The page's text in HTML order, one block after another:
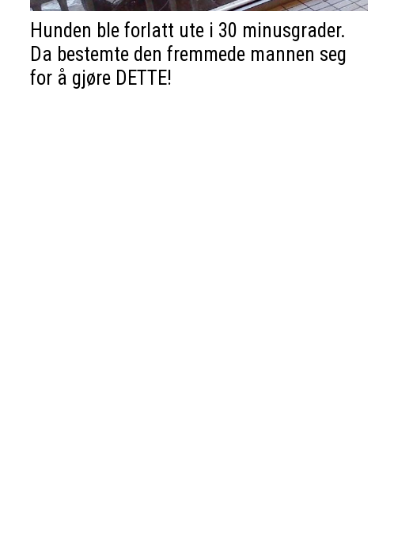
Hunden ble forlatt ute i 30 minusgrader.
Da bestemte den fremmede mannen seg
for å gjøre DETTE!